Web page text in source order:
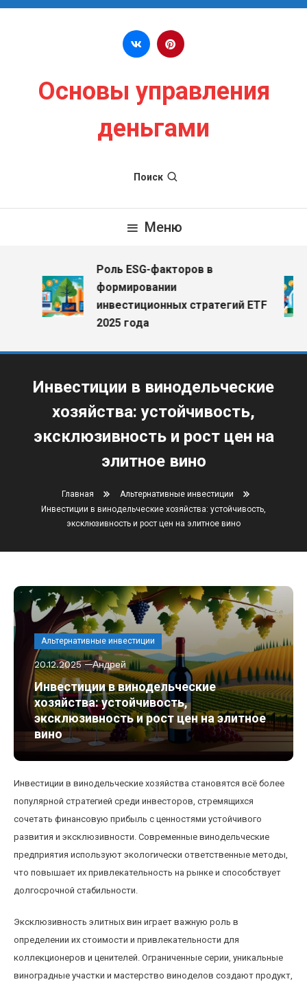
Перейти к содержимому
Основы управления
деньгами
Поиск
Меню
Роль ESG-факторов в
формировании
инвестиционных стратегий ETF
2025 года
Инвестиции в винодельческие
хозяйства: устойчивость,
эксклюзивность и рост цен на
элитное вино
Главная
Альтернативные инвестиции
Инвестиции в винодельческие хозяйства: устойчивость,
эксклюзивность и рост цен на элитное вино
Альтернативные инвестиции
20.12.2025 Андрей
Инвестиции в винодельческие
хозяйства: устойчивость,
эксклюзивность и рост цен на элитное
вино
Инвестиции в винодельческие хозяйства становятся всё более
популярной стратегией среди инвесторов, стремящихся
сочетать финансовую прибыль с ценностями устойчивого
развития и эксклюзивности. Современные винодельческие
предприятия используют экологически ответственные методы,
что повышает их привлекательность на рынке и способствует
долгосрочной стабильности.
Эксклюзивность элитных вин играет важную роль в
определении их стоимости и привлекательности для
коллекционеров и ценителей. Ограниченные серии, уникальные
виноградные участки и мастерство виноделов создают продукт,